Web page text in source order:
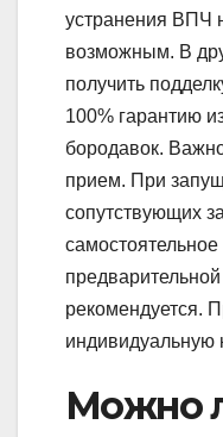
устранения ВПЧ
возможным. В
получить
100% гарантию
бородавок.
прием. При
сопутствующих
рекомендуется.
индивидуальную
Можно